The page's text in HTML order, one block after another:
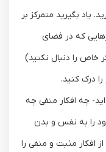
یاد بگیرید متمرکز بر
که در فضای
خاص را دنبال نکنید)
درک کنید.
چه افکار منفی چه
را به نفس و بدن
از افکار مثبت و منفی را